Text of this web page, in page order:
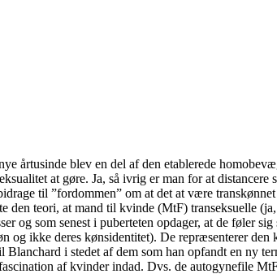
årtusinde blev en del af den etablerede
at gøre. Ja, så ivrig er man for at
til ”fordommen” om at det at være
teori, at mand til kvinde (MtF) transeksuelle
som senest i puberteten opdager, at de føler
ikke deres kønsidentitet). De repræsenterer den
i stedet af dem som han opfandt en ny
af kvinder indad. Dvs. de autogynefile